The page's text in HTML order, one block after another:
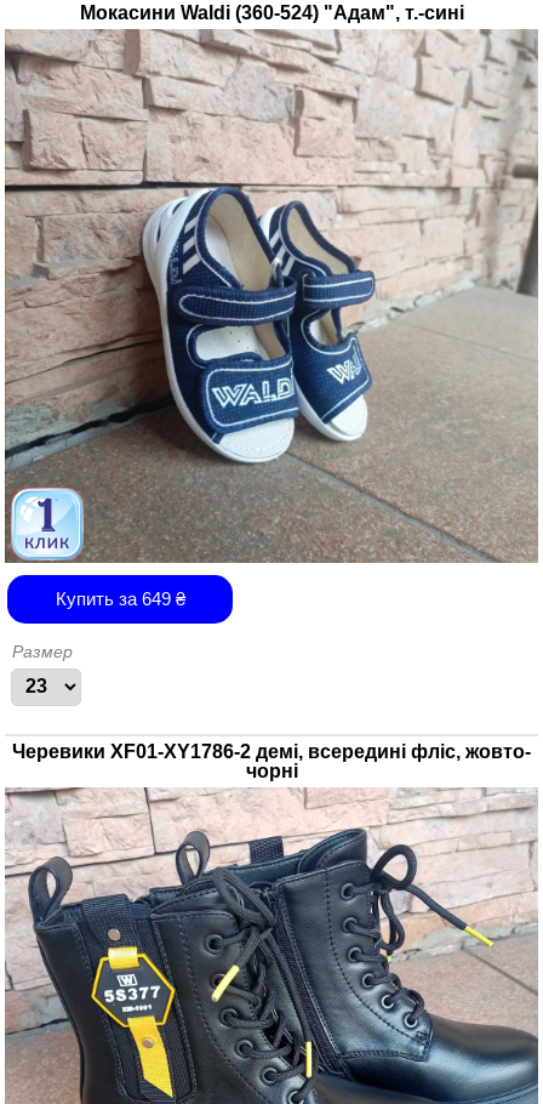
Мокасини Waldi (360-524) "Адам", т.-сині
Купить за 649₴
Размер
Черевики XF01-XY1786-2 демі, всередині фліс, жовто-
чорні